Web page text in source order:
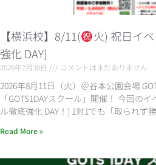
【横浜校】8/11(
火) 祝日イ
強化 DAY]
2026年7月30日 コメントはまだありません
2026年8月11日（火）＠谷本公園会場
「GOTS1DAYスクール」開催！ 今回の
ル徹底強化 DAY！] 1対1でも「取られず
Read More »